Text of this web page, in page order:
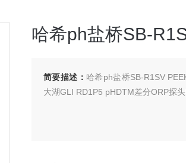
哈希ph盐桥SB-
简要描述： 哈希ph盐桥SB-R1SV
大湖GLI RD1P5 pHDTM差分ORP探